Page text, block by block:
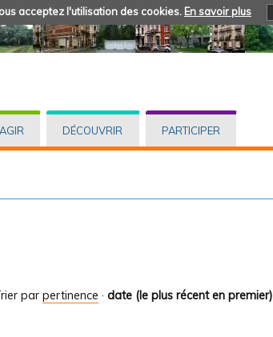
acceptez l'utilisation des cookies. En savoir plus
AGIR DÉCOUVRIR PARTICIPER
par pertinence · date (le plus récent en premier)